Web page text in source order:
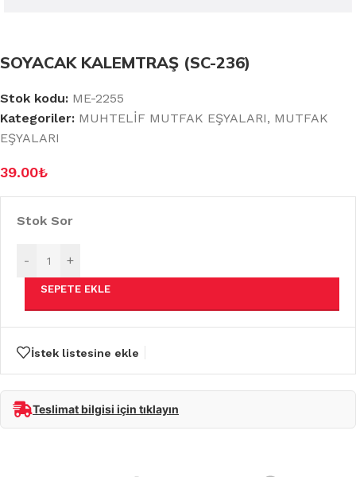
SOYACAK KALEMTRAŞ (SC-236)
Stok kodu: ME-2255
Kategoriler: MUHTELİF MUTFAK EŞYALARI, MUTFAK
EŞYALARI
39.00₺
Stok Sor
- +
SEPETE EKLE
İstek listesine ekle
Teslimat bilgisi için tıklayın